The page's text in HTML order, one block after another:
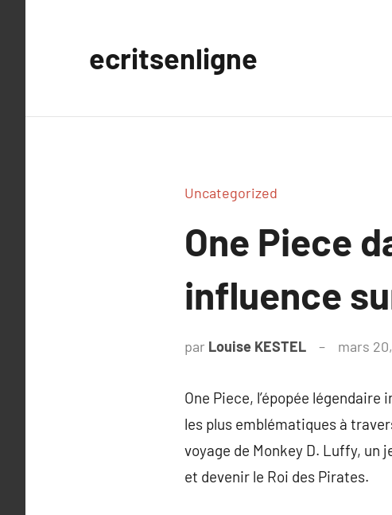
ecritsenligne
Uncategorized
One Piece
influence
par Louise KESTEL mars
One Piece, l’épopée
les plus emblématiques à
voyage de Monkey D. Luffy, un
et devenir le Roi des Pirates.